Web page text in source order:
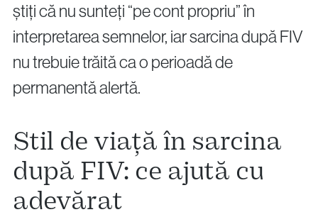
știți că nu sunteți “pe cont propriu” în
interpretarea semnelor, iar sarcina după FIV
nu trebuie trăită ca o perioadă de
permanentă alertă.
Stil de viață în sarcina
după FIV: ce ajută cu
adevărat